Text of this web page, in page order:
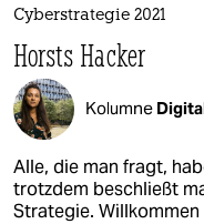
Cyberstrategie 2021
Horsts Hacker
Kolumne
Alle, die man fragt,
trotzdem beschließt
Strategie.